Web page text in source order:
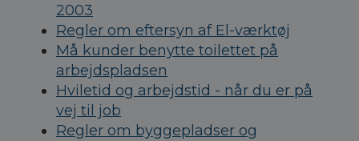
2003
Regler om eftersyn af El-værktøj
Må kunder benytte toilettet på
arbejdspladsen
Hviletid og arbejdstid - når du er på
vej til job
Regler om byggepladser og